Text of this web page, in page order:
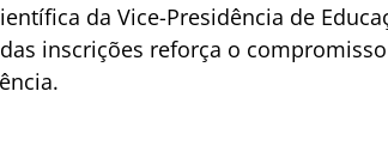
da Vice-Presidência de
inscrições reforça o